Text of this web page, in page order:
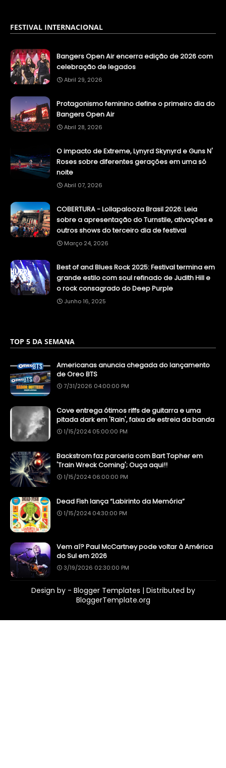
FESTIVAL INTERNACIONAL
Bangers Open Air encerra edição de 2026 com
celebração de legados
Abril 29, 2026
Protagonismo feminino define o primeiro dia do
Bangers Open Air
Abril 28, 2026
O impacto de Extreme, Lynyrd Skynyrd e Guns N'
Roses sobre diferentes gerações em uma só
noite
Abril 07, 2026
COBERTURA - Lollapalooza Brasil 2026: Leia
sobre a apresentação do Turnstile, ativações e
outros shows do terceiro dia de festival
Março 24, 2026
Best of and Blues Rock 2025: Festival termina em
grande estilo com soul refinado de Judith Hill e
o rock consagrado do Deep Purple
Junho 16, 2025
TOP 5 DA SEMANA
Americanas anuncia chegada do lançamento
de Oreo BTS
7/31/2026 04:00:00 PM
Cove entrega ótimos riffs de guitarra e uma
pitada dark em 'Rain', faixa de estreia da banda
1/15/2024 05:00:00 PM
Backstrom faz parceria com Bart Topher em
'Train Wreck Coming'; Ouça aqui!!
1/15/2024 06:00:00 PM
Dead Fish lança “Labirinto da Memória”
1/15/2024 04:30:00 PM
Vem aí? Paul McCartney pode voltar à América
do Sul em 2026
3/19/2026 02:30:00 PM
Design by - Blogger Templates | Distributed by
BloggerTemplate.org